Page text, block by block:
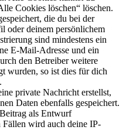
Cookies löschen“ löschen.
die du bei der
oder deinem persönlichem
sind mindestens ein
E-Mail-Adresse und ein
den Betreiber weitere
wurden, so ist dies für dich
private Nachricht erstellst,
Daten ebenfalls gespeichert.
als Entwurf
Fällen wird auch deine IP-